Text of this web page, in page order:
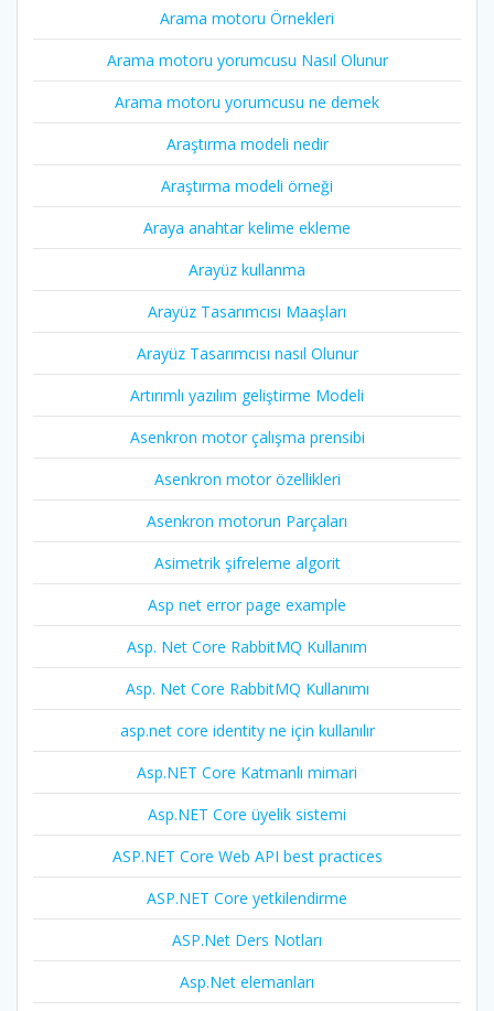
Arama motoru Örnekleri
Arama motoru yorumcusu Nasıl Olunur
Arama motoru yorumcusu ne demek
Araştırma modeli nedir
Araştırma modeli örneği
Araya anahtar kelime ekleme
Arayüz kullanma
Arayüz Tasarımcısı Maaşları
Arayüz Tasarımcısı nasıl Olunur
Artırımlı yazılım geliştirme Modeli
Asenkron motor çalışma prensibi
Asenkron motor özellikleri
Asenkron motorun Parçaları
Asimetrik şifreleme algorit
Asp net error page example
Asp. Net Core RabbitMQ Kullanım
Asp. Net Core RabbitMQ Kullanımı
asp.net core identity ne için kullanılır
Asp.NET Core Katmanlı mimari
Asp.NET Core üyelik sistemi
ASP.NET Core Web API best practices
ASP.NET Core yetkilendirme
ASP.Net Ders Notları
Asp.Net elemanları